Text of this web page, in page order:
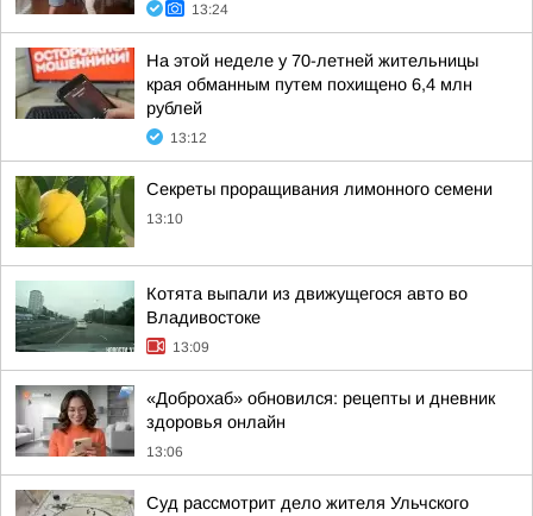
13:24
На этой неделе у 70-летней жительницы
края обманным путем похищено 6,4 млн
рублей
13:12
Секреты проращивания лимонного семени
13:10
Котята выпали из движущегося авто во
Владивостоке
13:09
«Доброхаб» обновился: рецепты и дневник
здоровья онлайн
13:06
Суд рассмотрит дело жителя Ульчского